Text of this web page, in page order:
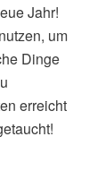
Jahr!
um
Dinge
erreicht